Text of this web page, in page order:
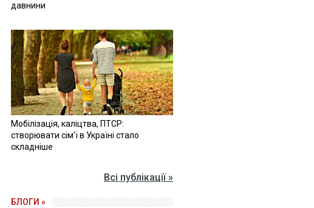
давнини
Мобілізація, каліцтва, ПТСР:
створювати сім'ї в Україні стало
складніше
Всі публікації »
БЛОГИ »